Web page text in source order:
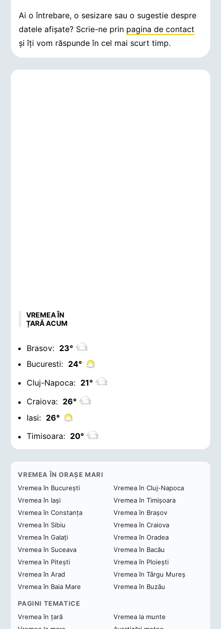
Ai o întrebare, o sesizare sau o sugestie despre
datele afișate? Scrie-ne prin pagina de contact
și îți vom răspunde în cel mai scurt timp.
VREMEA ÎN
ȚARĂ ACUM
Brasov: 23°
Bucuresti: 24°
Cluj-Napoca: 21°
Craiova: 26°
Iasi: 26°
Timisoara: 20°
VREMEA ÎN ORAȘE MARI
Vremea în București
Vremea în Cluj-Napoca
Vremea în Iași
Vremea în Timișoara
Vremea în Constanța
Vremea în Brașov
Vremea în Sibiu
Vremea în Craiova
Vremea în Galați
Vremea în Oradea
Vremea în Suceava
Vremea în Bacău
Vremea în Pitești
Vremea în Ploiești
Vremea în Arad
Vremea în Târgu Mureș
Vremea în Baia Mare
Vremea în Buzău
PAGINI TEMATICE
Vremea în țară
Vremea la munte